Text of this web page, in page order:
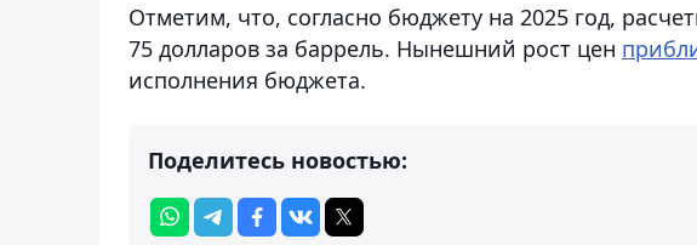
Отметим, что, согласно бюджету на 2025 год,
75 долларов за баррель. Нынешний рост цен
исполнения бюджета.
Поделитесь новостью: